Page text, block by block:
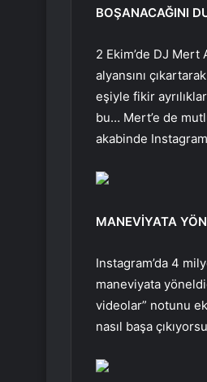
BOŞANACAĞINI
2 Ekim’de DJ Mert
alyansını
eşiyle fikir
bu… Mert’e de
akabinde Instagram
MANEVİYATA
Instagram’da 4
maneviyata
videolar” notunu
nasıl başa